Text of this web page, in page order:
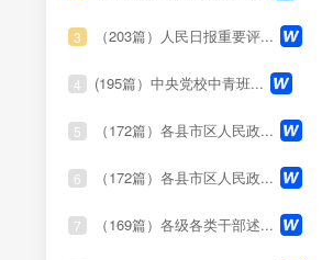
3 （203篇）人民日报重要评...
4 (195篇）中央党校中青班...
5 （172篇）各县市区人民政...
6 （172篇）各县市区人民政...
7 （169篇）各级各类干部述...